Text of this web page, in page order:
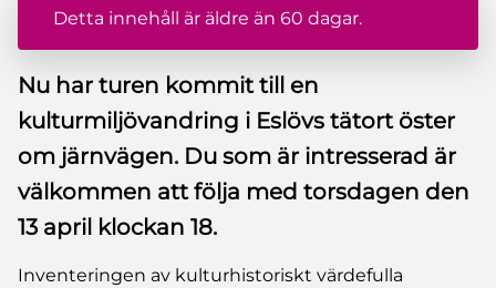
Detta innehåll är äldre än 60 dagar.
Nu har turen kommit till en
kulturmiljövandring i Eslövs tätort öster
om järnvägen. Du som är intresserad är
välkommen att följa med torsdagen den
13 april klockan 18.
Inventeringen av kulturhistoriskt värdefulla